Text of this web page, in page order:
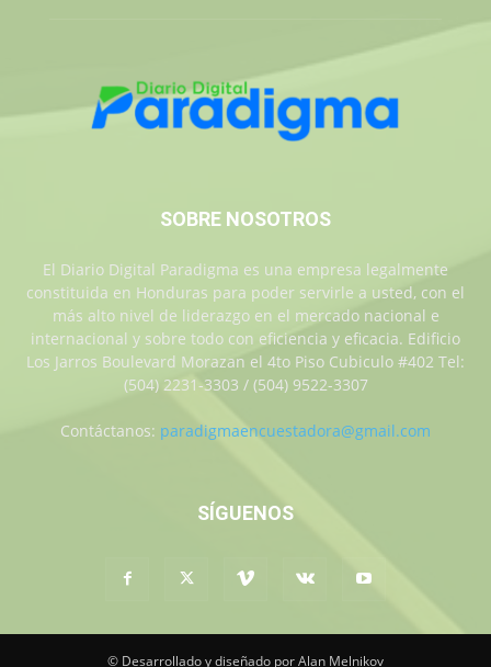
SOBRE NOSOTROS
El Diario Digital Paradigma es una empresa legalmente
constituida en Honduras para poder servirle a usted, con el
más alto nivel de liderazgo en el mercado nacional e
internacional y sobre todo con eficiencia y eficacia. Edificio
Los Jarros Boulevard Morazan el 4to Piso Cubiculo #402 Tel:
(504) 2231-3303 / (504) 9522-3307
Contáctanos: paradigmaencuestadora@gmail.com
SÍGUENOS
© Desarrollado y diseñado por Alan Melnikov